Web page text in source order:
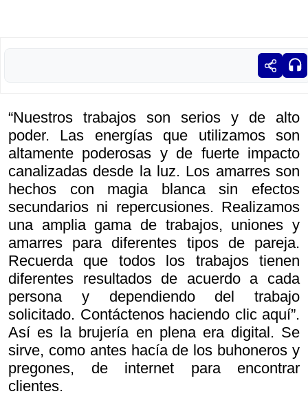
“Nuestros trabajos son serios y de alto
poder. Las energías que utilizamos son
altamente poderosas y de fuerte impacto
canalizadas desde la luz. Los amarres son
hechos con magia blanca sin efectos
secundarios ni repercusiones. Realizamos
una amplia gama de trabajos, uniones y
amarres para diferentes tipos de pareja.
Recuerda que todos los trabajos tienen
diferentes resultados de acuerdo a cada
persona y dependiendo del trabajo
solicitado. Contáctenos haciendo clic aquí”.
Así es la brujería en plena era digital. Se
sirve, como antes hacía de los buhoneros y
pregones, de internet para encontrar
clientes.